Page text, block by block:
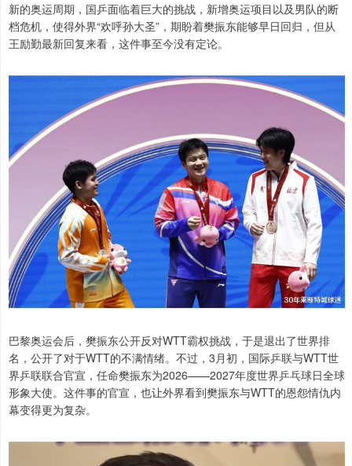
新的奥运周期，国乒面临着巨大的挑战，新增奥运项目以及男队的断
档危机，使得外界“欢呼孙大圣”，期盼着樊振东能够早日回归，但从
王励勤最新回复来看，这件事至今没有定论。
巴黎奥运会后，樊振东公开反对WTT霸权挑战，于是退出了世界排
名，公开了对于WTT的不满情绪。不过，3月初，国际乒联与WTT世
界乒联联合官宣，任命樊振东为2026——2027年度世界乒乓球日全球
形象大使。这件事的官宣，也让外界看到樊振东与WTT的恩怨情仇内
幕变得更为复杂。